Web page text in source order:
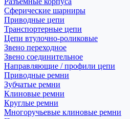
Сферические шарниры
Приводные цепи
Транспортерные цепи
Цепи втулочно-роликовые
Звено переходное
Звено соединительное
Направляющие / профили цепи
Приводные ремни
Зубчатые ремни
Клиновые ремни
Круглые ремни
Многоручьевые клиновые ремни